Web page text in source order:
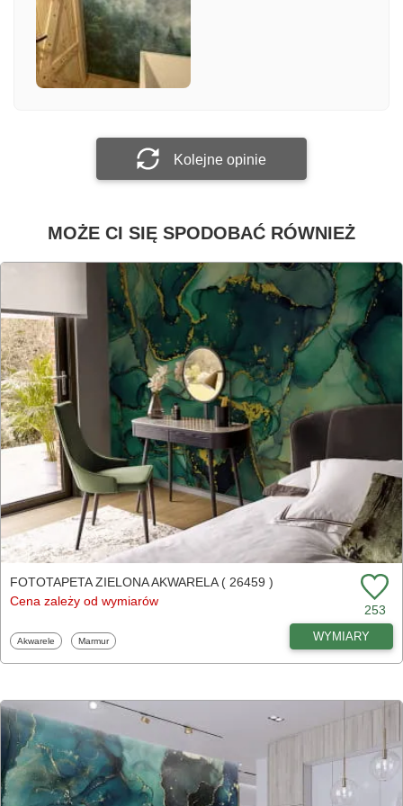
Załącz zdjęcie
Kolejne opinie
MOŻE CI SIĘ SPODOBAĆ RÓWNIEŻ
FOTOTAPETA ZIELONA AKWARELA ( 26459 )
Cena zależy od wymiarów
253
Fototapety
Akwarele Fototapety
Marmur WYMIARY